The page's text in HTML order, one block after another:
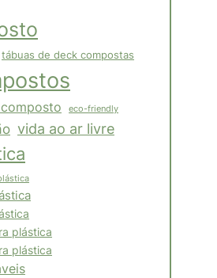
tábuas de deck compostas
eco-friendly
vida ao ar livre
plástica
plástica